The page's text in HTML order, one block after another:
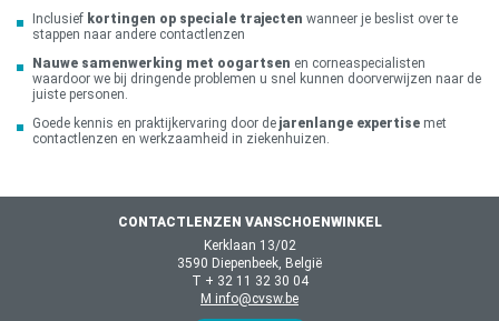
Inclusief kortingen op speciale trajectenwanneer je beslist over te
stappen naar andere contactlenzen
Nauwe samenwerking met oogartsen en corneaspecialisten
waardoor we bij dringende problemen u snel kunnen doorverwijzen naar de
juiste personen.
Goede kennis en praktijkervaring door dejarenlange expertise met
contactlenzen en werkzaamheid in ziekenhuizen.
CONTACTLENZEN VANSCHOENWINKEL
Kerklaan 13/02
3590 Diepenbeek, België
T + 32 11 32 30 04
M info@cvsw.be